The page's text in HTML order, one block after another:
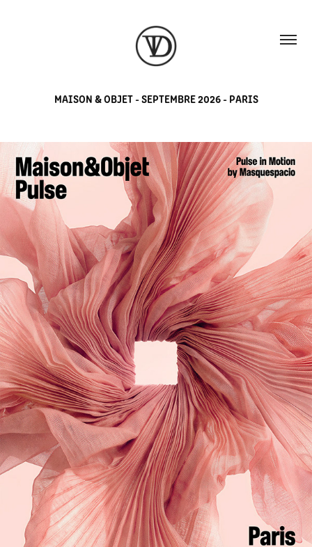
MAISON & OBJET - SEPTEMBRE 2026 - PARIS